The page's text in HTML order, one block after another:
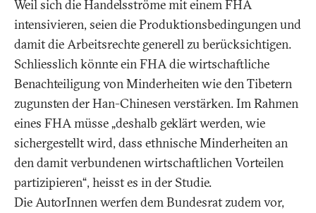
Weil sich die Handelsströme mit einem FHA
intensivieren, seien die Produktionsbedingungen und
damit die Arbeitsrechte generell zu berücksichtigen.
Schliesslich könnte ein FHA die wirtschaftliche
Benachteiligung von Minderheiten wie den Tibetern
zugunsten der Han-Chinesen verstärken. Im Rahmen
eines FHA müsse „deshalb geklärt werden, wie
sichergestellt wird, dass ethnische Minderheiten an
den damit verbundenen wirtschaftlichen Vorteilen
partizipieren“, heisst es in der Studie.
Die AutorInnen werfen dem Bundesrat zudem vor,